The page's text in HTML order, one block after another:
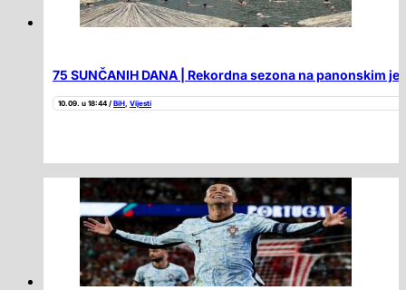
75 SUNČANIH DANA | Rekordna sezona na panonskim
10.09. u 18:44 / BiH, Vijesti